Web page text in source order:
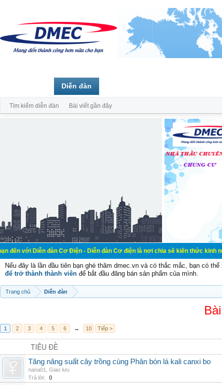
đàn Cơ Điện - Diễn đàn Cơ điện là nơi chia sẽ kiến thức kinh nghiệm
Nếu đây là lần đầu tiên bạn ghé thăm dmec.vn và có thắc mắc, bạn có
để trở thành thành viên để bắt đầu đăng bán sản phẩm của mình.
Trang chủ Diễn đàn
1 2 3 4 5 6 → 10 Tiếp >
TIÊU ĐỀ
Tăng năng suất cây trồng cùng Phân bón lá kali canxi bo
nana01
Giao lưu
Trả lời:
0
Diễn đàn
Tìm kiếm diễn đàn Bài viết gần đây